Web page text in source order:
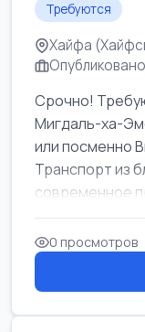
Требуются
Хайфа
Срочно!
Мигдаль-ха-
или посменно
Транспорт из
современное
0 просмотров